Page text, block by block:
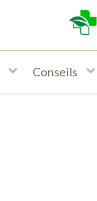
Conseils